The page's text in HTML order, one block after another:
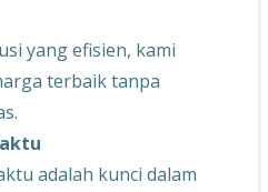
yang efisien, kami
terbaik tanpa
adalah kunci dalam